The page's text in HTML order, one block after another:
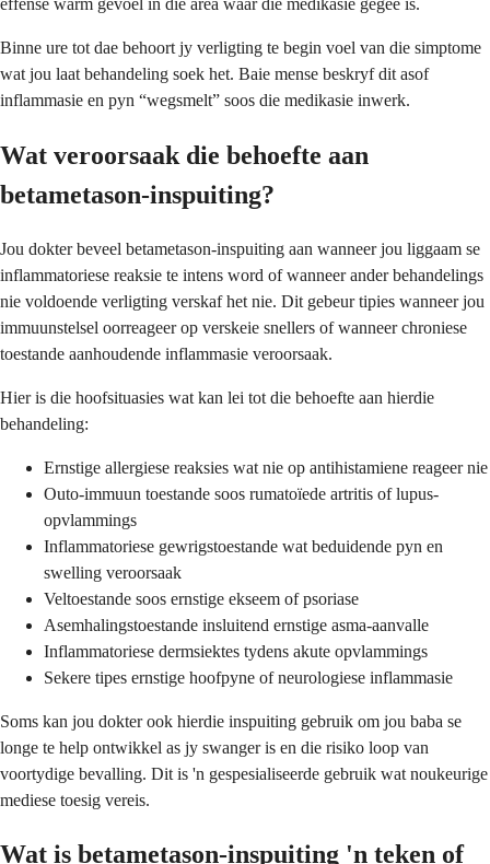
Binne ure tot dae behoort jy verligting te begin voel van die simptome
wat jou laat behandeling soek het. Baie mense beskryf dit asof
inflammasie en pyn “wegsmelt” soos die medikasie inwerk.
Wat veroorsaak die behoefte aan
betametason-inspuiting?
Jou dokter beveel betametason-inspuiting aan wanneer jou liggaam se
inflammatoriese reaksie te intens word of wanneer ander behandelings
nie voldoende verligting verskaf het nie. Dit gebeur tipies wanneer jou
immuunstelsel oorreageer op verskeie snellers of wanneer chroniese
toestande aanhoudende inflammasie veroorsaak.
Hier is die hoofsituasies wat kan lei tot die behoefte aan hierdie
behandeling:
Ernstige allergiese reaksies wat nie op antihistamiene reageer nie
Outo-immuun toestande soos rumatoïede artritis of lupus-
opvlammings
Inflammatoriese gewrigstoestande wat beduidende pyn en
swelling veroorsaak
Veltoestande soos ernstige ekseem of psoriase
Asemhalingstoestande insluitend ernstige asma-aanvalle
Inflammatoriese dermsiektes tydens akute opvlammings
Sekere tipes ernstige hoofpyne of neurologiese inflammasie
Soms kan jou dokter ook hierdie inspuiting gebruik om jou baba se
longe te help ontwikkel as jy swanger is en die risiko loop van
voortydige bevalling. Dit is 'n gespesialiseerde gebruik wat noukeurige
mediese toesig vereis.
Wat is betametason-inspuiting 'n teken of